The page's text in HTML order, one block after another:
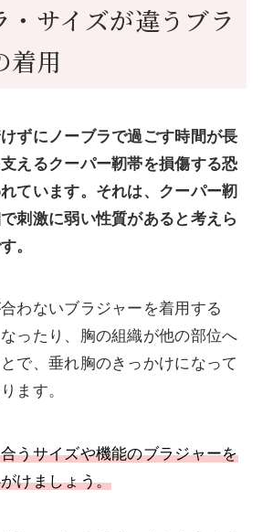
・サイズが違うブラ
着用
ずにノーブラで過ごす時間が長
えるクーパー靭帯を損傷する恐
ています。それは、クーパー靭
刺激に弱い性質があると考えら
。
わないブラジャーを着用する
ったり、胸の組織が他の部位へ
で、垂れ胸のきっかけになって
ます。
うサイズや機能のブラジャーを
けましょう。